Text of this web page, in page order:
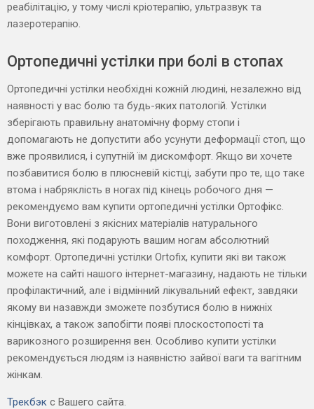
реабілітацію, у тому числі кріотерапію, ультразвук та
лазеротерапію.
Ортопедичні устілки при болі в стопах
Ортопедичні устілки необхідні кожній людині, незалежно від
наявності у вас болю та будь-яких патологій. Устілки
зберігають правильну анатомічну форму стопи і
допомагають не допустити або усунути деформації стоп, що
вже проявилися, і супутній їм дискомфорт. Якщо ви хочете
позбавитися болю в плюсневій кістці, забути про те, що таке
втома і набряклість в ногах під кінець робочого дня —
рекомендуємо вам купити ортопедичні устілки Ортофікс.
Вони виготовлені з якісних матеріалів натурального
походження, які подарують вашим ногам абсолютний
комфорт. Ортопедичні устілки Ortofix, купити які ви також
можете на сайті нашого інтернет-магазину, надають не тільки
профілактичний, але і відмінний лікувальний ефект, завдяки
якому ви назавжди зможете позбутися болю в нижніх
кінцівках, а також запобігти появі плоскостопості та
варикозного розширення вен. Особливо купити устілки
рекомендується людям із наявністю зайвої ваги та вагітним
жінкам.
Трекбэк с Вашего сайта.